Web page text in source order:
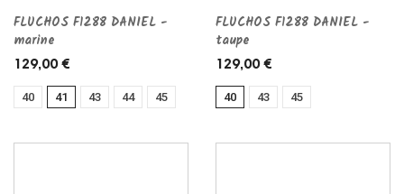
FLUCHOS F1288 DANIEL -
marine
129,00 €
40 41 43 44 45
FLUCHOS F1288 DANIEL -
taupe
129,00 €
40 43 45